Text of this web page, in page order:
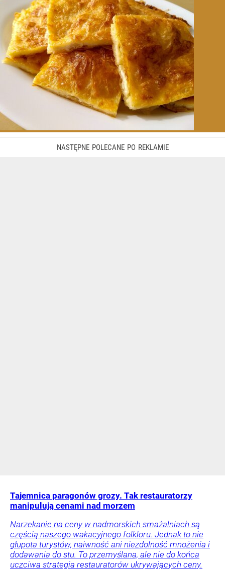
Tajemnica paragonów grozy. Tak restauratorzy
manipulują cenami nad morzem
Narzekanie na ceny w nadmorskich smażalniach są
częścią naszego wakacyjnego folkloru. Jednak to nie
głupota turystów, naiwność ani niezdolność mnożenia i
dodawania do stu. To przemyślana, ale nie do końca
uczciwa strategia restauratorów ukrywających ceny.